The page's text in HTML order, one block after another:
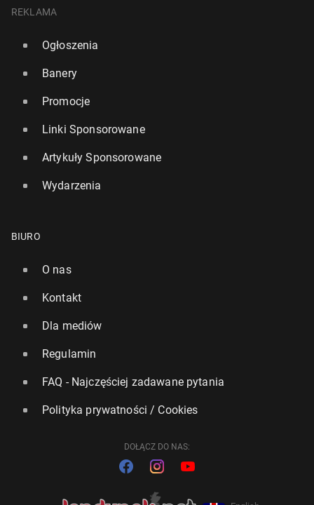
REKLAMA
Ogłoszenia
Banery
Promocje
Linki Sponsorowane
Artykuły Sponsorowane
Wydarzenia
BIURO
O nas
Kontakt
Dla mediów
Regulamin
FAQ - Najczęściej zadawane pytania
Polityka prywatności / Cookies
DOŁĄCZ DO NAS: